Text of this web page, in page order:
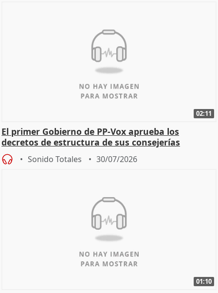
02:11
El primer Gobierno de PP-Vox aprueba los
decretos de estructura de sus consejerías
Sonido Totales 30/07/2026
01:10